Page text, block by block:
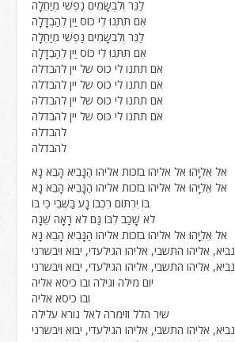
אִם תִּתְּנוּ לִי כּוֹס יַיִן לְהַבְדָּלָה
אִם תִּתְּנוּ לִי כּוֹס יַיִן לְהַבְדָּלָה
אם תתנו לי כוס של יין להבדלה
אם תתנו לי כוס של יין להבדלה
אם תתנו לי כוס של יין להבדלה
אם תתנו לי כוס של יין להבדלה
להבדלה
להבדלה
אל אֵלִיָּהוּ אל אליהו בזכות אליהו הַנָּבִיא הָבֵא נָא
לֹא שָׁכַב לִבּוֹ גַּם לֹא רָאָה שֵׁנָה
אליהו התשבי, אליהו הגילעדי, יבוא ויבשרני
אליהו התשבי, אליהו הגילעדי, יבוא ויבשרני
יום מילה וגילה ובו כיסא אליה
ובו כיסא אליה
אליהו התשבי, אליהו הגילעדי, יבוא ויבשרני